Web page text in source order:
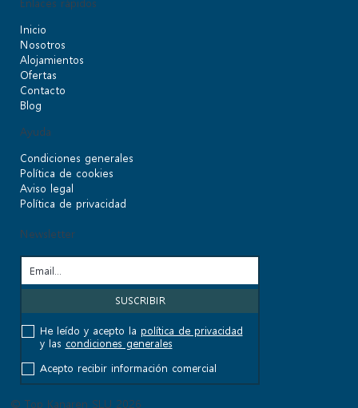
Inicio
Nosotros
Alojamientos
Ofertas
Contacto
Blog
Ayuda
Condiciones generales
Política de cookies
Aviso legal
Política de privacidad
Newsletter
He leído y acepto la política de privacidad
y las condiciones generales
Acepto recibir información comercial
© Top Kanaren SLU 2026